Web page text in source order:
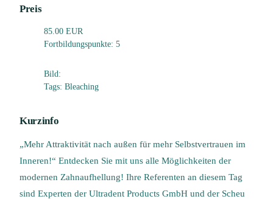
Preis
85.00 EUR
Fortbildungspunkte: 5
Bild:
Tags: Bleaching
Kurzinfo
„Mehr Attraktivität nach außen für mehr Selbstvertrauen im
Inneren!“ Entdecken Sie mit uns alle Möglichkeiten der
modernen Zahnaufhellung! Ihre Referenten an diesem Tag
sind Experten der Ultradent Products GmbH und der Scheu